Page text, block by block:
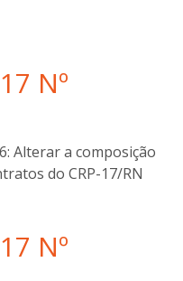
Nº
Alterar a composição
do CRP-17/RN
Nº